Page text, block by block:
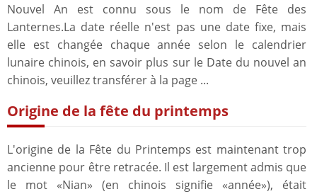
Nouvel An est connu sous le nom de Fête des
Lanternes.La date réelle n'est pas une date fixe, mais
elle est changée chaque année selon le calendrier
lunaire chinois, en savoir plus sur le Date du nouvel an
chinois, veuillez transférer à la page ...
Origine de la fête du printemps
L'origine de la Fête du Printemps est maintenant trop
ancienne pour être retracée. Il est largement admis que
le mot «Nian» (en chinois signifie «année»), était